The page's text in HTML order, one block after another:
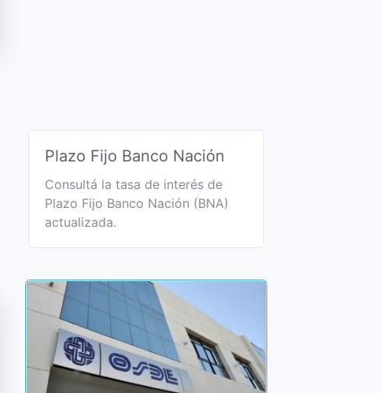
Plazo Fijo Banco Nación
Consultá la tasa de interés de
Plazo Fijo Banco Nación (BNA)
actualizada.